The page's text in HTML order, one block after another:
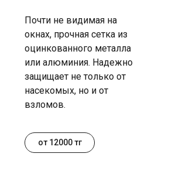
Почти не видимая на
окнах, прочная сетка из
оцинкованного металла
или алюминия. Надежно
защищает не только от
насекомых, но и от
взломов.
от 12000 тг